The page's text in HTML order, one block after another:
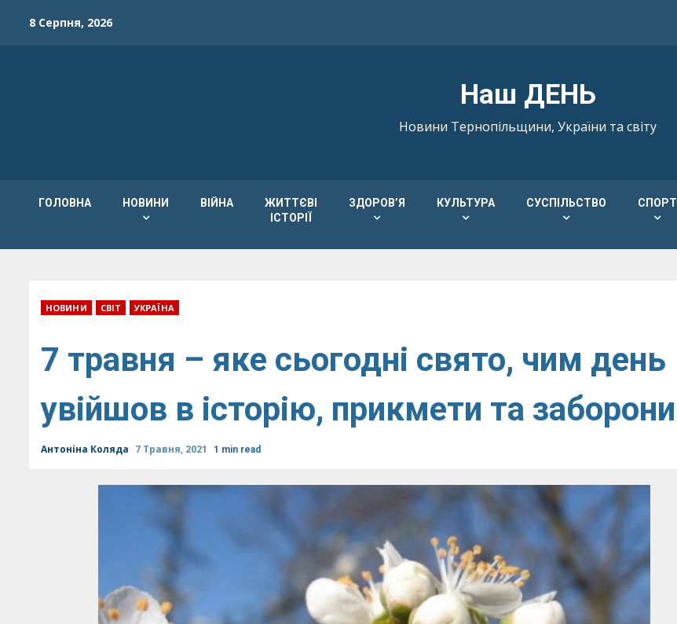
8 Серпня, 2026
Наш ДЕНЬ
Новини Тернопільщини, України та світу
ГОЛОВНА НОВИНИ ВІЙНА
ЖИТТЄВІ
ІСТОРІЇ
ЗДОРОВ’Я КУЛЬТУРА СУСПІЛЬСТВО СПОРТ
НОВИНИ СВІТ УКРАЇНА
7 травня – яке сьогодні свято, чим день
увійшов в історію, прикмети та заборони
Антоніна Коляда 7 Травня, 2021 1 min read